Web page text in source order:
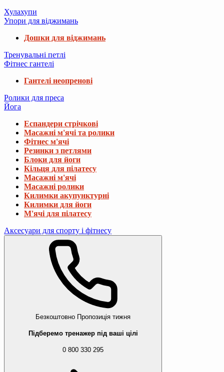
Хулахупи
Упори для віджимань
Дошки для віджимань
Тренувальні петлі
Фітнес гантелі
Гантелі неопренові
Ролики для преса
Йога
Еспандери стрічкові
Масажні м'ячі та ролики
Фітнес м'ячі
Резинки з петлями
Блоки для йоги
Кільця для пілатесу
Масажні м'ячі
Масажні ролики
Килимки акупунктурні
Килимки для йоги
М'ячі для пілатесу
Аксесуари для спорту і фітнесу
Безкоштовно Пропозиція тижня
Підберемо тренажер під ваші цілі
0 800 330 295